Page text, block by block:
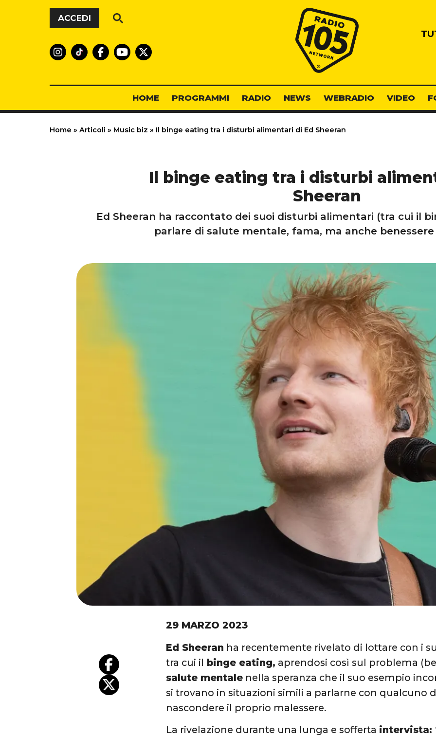
Vai al contenuto
ACCEDI
Radio 105
HOME PROGRAMMI RADIO NEWS WEBRADIO VIDEO
Home » Articoli » Music biz » Il binge eating tra i disturbi alimentari di Ed Sheeran
Il binge eating tra i disturbi
Sheeran
Ed Sheeran ha raccontato dei suoi disturbi alimentari (tra cui il
parlare di salute mentale, fama, ma anche benessere
29 MARZO 2023
Ed Sheeran ha recentemente rivelato di lottare con i
tra cui il binge eating, aprendosi così sul problema
salute mentale nella speranza che il suo esempio
si trovano in situazioni simili a parlarne con qualcuno
nascondere il proprio malessere.
La rivelazione durante una lunga e sofferta intervista: